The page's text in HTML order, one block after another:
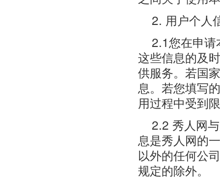
2. 用户个人
2.1您在申
这些信息的及
供服务。若国
息。若您填写
用过程中受到
2.2 秀人网
息是秀人网的
以外的任何公
规定的除外。